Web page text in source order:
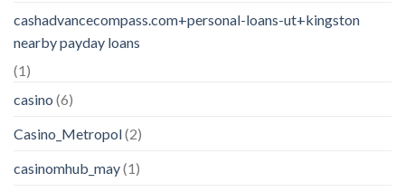
cashadvancecompass.com+personal-loans-ut+kingston
nearby payday loans
(1)
casino (6)
Casino_Metropol(2)
casinomhub_may(1)